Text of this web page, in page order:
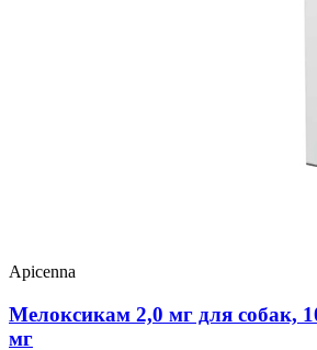
Apicenna
Мелоксикам 2,0 мг для собак,
мг